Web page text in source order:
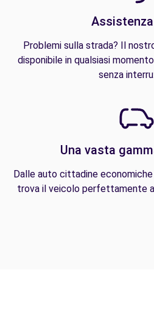
Problemi sulla strada? Il
disponibile in qualsiasi
senza
Una vasta
Dalle auto cittadine economiche
trova il veicolo perfettamente